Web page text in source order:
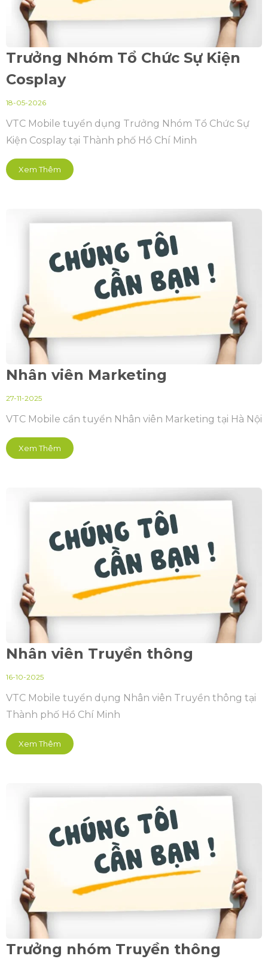
Trưởng Nhóm Tổ Chức Sự Kiện
Cosplay
18-05-2026
VTC Mobile tuyển dụng Trưởng Nhóm Tổ Chức Sự
Kiện Cosplay tại Thành phố Hồ Chí Minh
Xem Thêm
Nhân viên Marketing
27-11-2025
VTC Mobile cần tuyển Nhân viên Marketing tại Hà Nội
Xem Thêm
Nhân viên Truyền thông
16-10-2025
VTC Mobile tuyển dụng Nhân viên Truyền thông tại
Thành phố Hồ Chí Minh
Xem Thêm
Trưởng nhóm Truyền thông